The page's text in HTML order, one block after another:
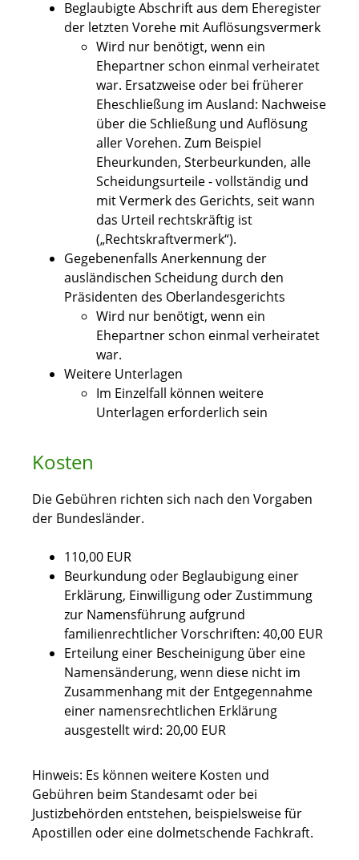
Beglaubigte Abschrift aus dem Eheregister
der letzten Vorehe mit Auflösungsvermerk
Wird nur benötigt, wenn ein
Ehepartner schon einmal verheiratet
war. Ersatzweise oder bei früherer
Eheschließung im Ausland: Nachweise
über die Schließung und Auflösung
aller Vorehen. Zum Beispiel
Eheurkunden, Sterbeurkunden, alle
Scheidungsurteile - vollständig und
mit Vermerk des Gerichts, seit wann
das Urteil rechtskräftig ist
(„Rechtskraftvermerk“).
Gegebenenfalls Anerkennung der
ausländischen Scheidung durch den
Präsidenten des Oberlandesgerichts
Wird nur benötigt, wenn ein
Ehepartner schon einmal verheiratet
war.
Weitere Unterlagen
Im Einzelfall können weitere
Unterlagen erforderlich sein
Kosten
Die Gebühren richten sich nach den Vorgaben
der Bundesländer.
110,00 EUR
Beurkundung oder Beglaubigung einer
Erklärung, Einwilligung oder Zustimmung
zur Namensführung aufgrund
familienrechtlicher Vorschriften: 40,00 EUR
Erteilung einer Bescheinigung über eine
Namensänderung, wenn diese nicht im
Zusammenhang mit der Entgegennahme
einer namensrechtlichen Erklärung
ausgestellt wird: 20,00 EUR
Hinweis: Es können weitere Kosten und
Gebühren beim Standesamt oder bei
Justizbehörden entstehen, beispielsweise für
Apostillen oder eine dolmetschende Fachkraft.